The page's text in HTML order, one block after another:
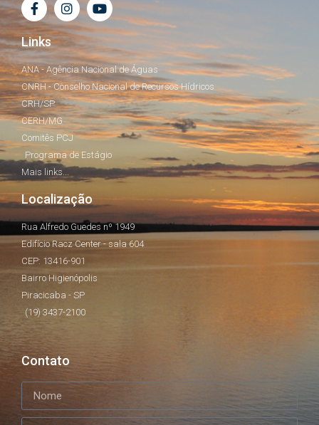
Links
ANA - Agência Nacional de Águas
CNRH - Conselho Nacional de Recursos Hídricos
CRH/SP
CERH/MG
Comitês PCJ
Programa de Estágio
Mais links...
Localização
Rua Alfredo Guedes nº 1949
Edifício Racz Center - sala 604
CEP: 13416-901
Bairro Higienópolis
Piracicaba - SP
(19) 3437-2100
Contato